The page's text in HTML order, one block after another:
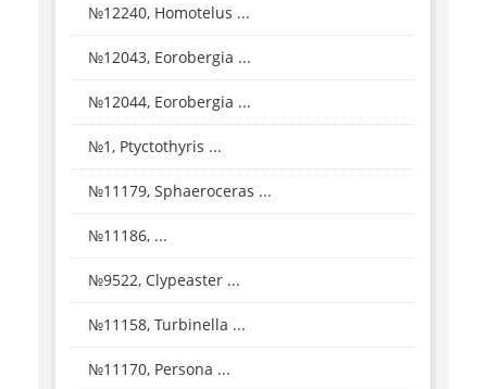
№12240, Homotelus ...
№12043, Eorobergia ...
№12044, Eorobergia ...
№1, Ptyctothyris ...
№11179, Sphaeroceras ...
№11186, ...
№9522, Clypeaster ...
№11158, Turbinella ...
№11170, Persona ...